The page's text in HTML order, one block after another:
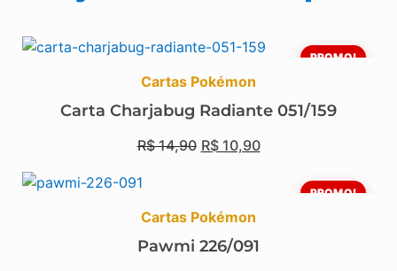
PROMO!
Cartas Pokémon
Carta Charjabug Radiante 051/159
R$14,90 R$10,90
PROMO!
Cartas Pokémon
Pawmi 226/091